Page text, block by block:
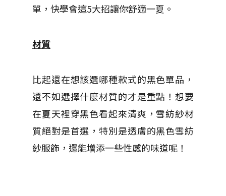
單，快學會這5大招讓你舒適一夏。
材質
比起還在想該選哪種款式的黑色單品，
還不如選擇什麼材質的才是重點！想要
在夏天裡穿黑色看起來清爽，雪紡紗材
質絕對是首選，特別是透膚的黑色雪紡
紗服飾，還能增添一些性感的味道呢！